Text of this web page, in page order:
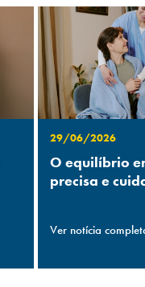
29/06/2026
O equilíbrio
precisa e
Ver notícia